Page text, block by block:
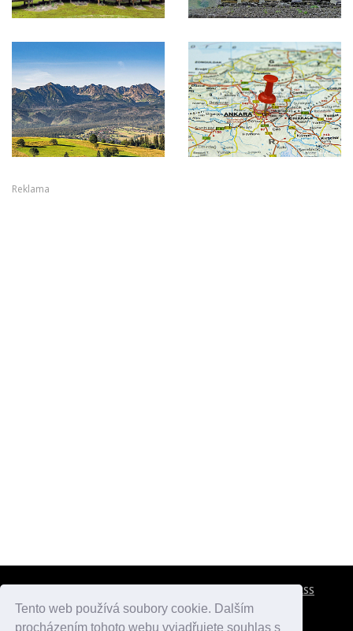
Tento web používá soubory cookie. Dalším
procházením tohoto webu vyjadřujete souhlas s
Reklama
RSS